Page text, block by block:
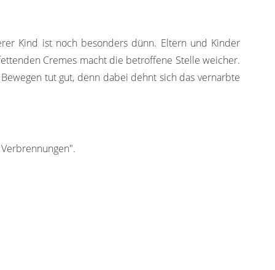
Kind ist noch besonders dünn. Eltern und Kinder
Cremes macht die betroffene Stelle weicher.
tut gut, denn dabei dehnt sich das vernarbte